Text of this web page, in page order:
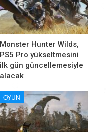
Monster Hunter Wilds,
PS5 Pro yükseltmesini
ilk gün güncellemesiyle
alacak
OYUN